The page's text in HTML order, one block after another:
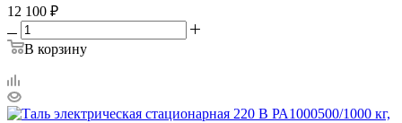
12 100 ₽
В корзину